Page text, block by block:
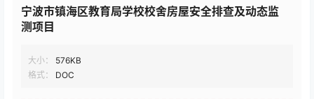
宁波市镇海区教育局学校校舍房屋安全排查及动态监
测项目
大小：
576KB
格式：
DOC